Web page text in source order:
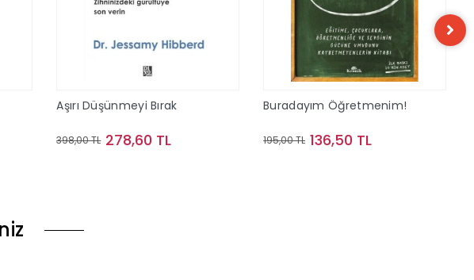
Aşırı Düşünmeyi Bırak
398,00 TL 278,60 TL
Buradayım Öğretmenim!
195,00 TL 136,50 TL